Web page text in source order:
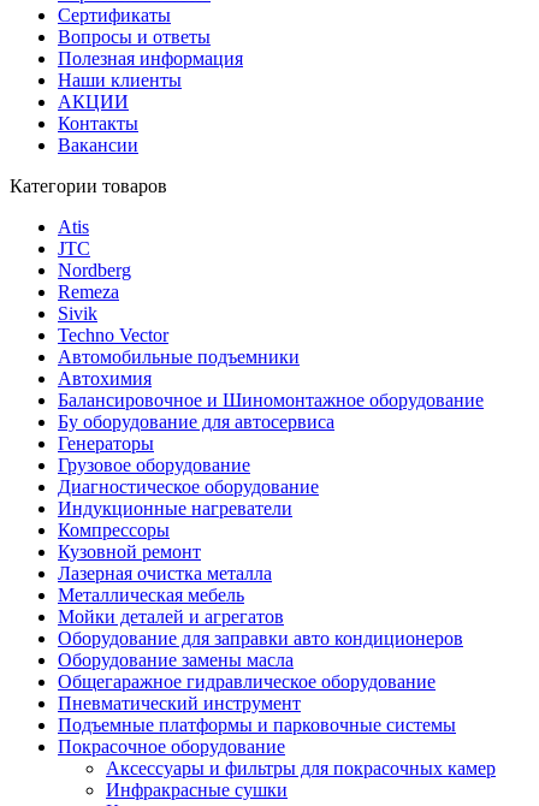
Сертификаты
Вопросы и ответы
Полезная информация
Наши клиенты
АКЦИИ
Контакты
Вакансии
Категории товаров
Atis
JTC
Nordberg
Remeza
Sivik
Techno Vector
Автомобильные подъемники
Автохимия
Балансировочное и Шиномонтажное оборудование
Бу оборудование для автосервиса
Генераторы
Грузовое оборудование
Диагностическое оборудование
Индукционные нагреватели
Компрессоры
Кузовной ремонт
Лазерная очистка металла
Металлическая мебель
Мойки деталей и агрегатов
Оборудование для заправки авто кондиционеров
Оборудование замены масла
Общегаражное гидравлическое оборудование
Пневматический инструмент
Подъемные платформы и парковочные системы
Покрасочное оборудование
Аксессуары и фильтры для покрасочных камер
Инфракрасные сушки